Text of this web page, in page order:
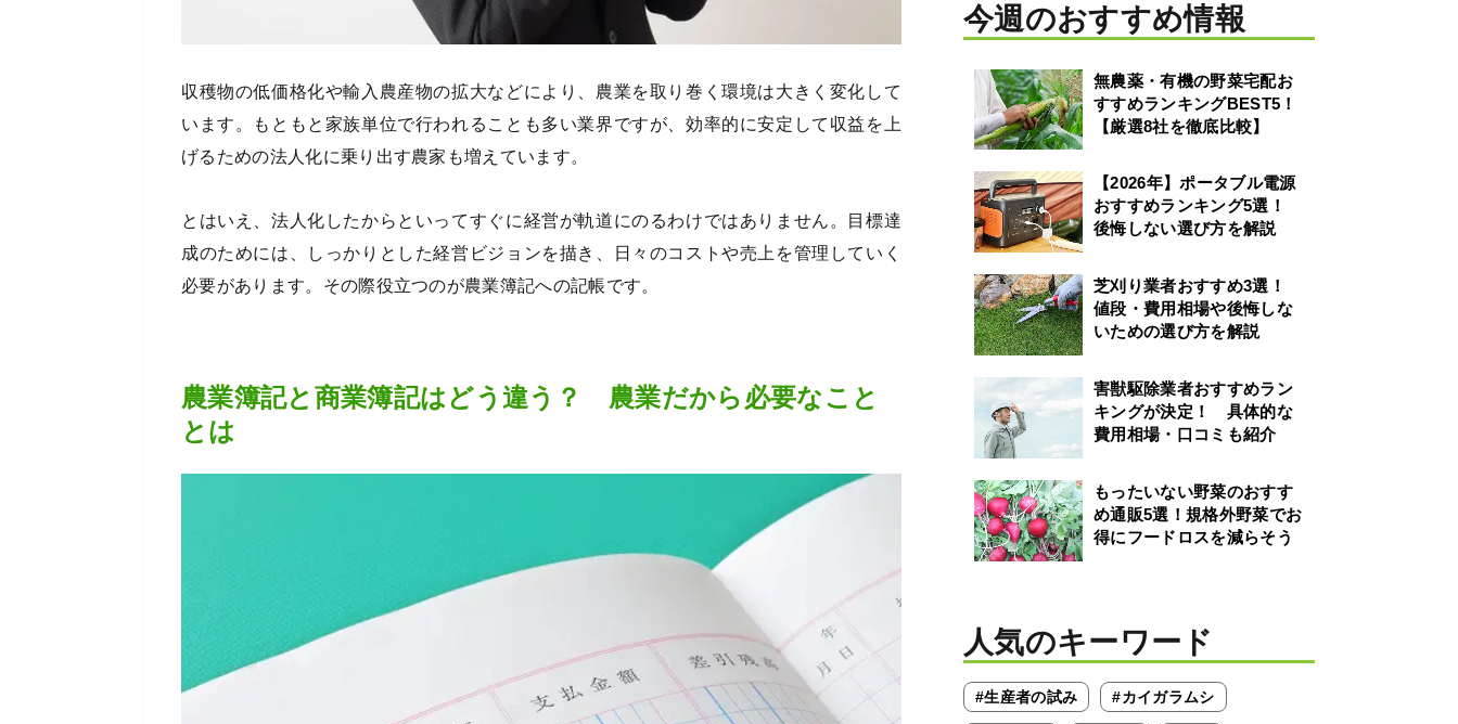
収穫物の低価格化や輸入農産物の拡大などにより、農業を取り巻く環境は大きく変化して
います。もともと家族単位で行われることも多い業界ですが、効率的に安定して収益を上
げるための法人化に乗り出す農家も増えています。
とはいえ、法人化したからといってすぐに経営が軌道にのるわけではありません。目標達
成のためには、しっかりとした経営ビジョンを描き、日々のコストや売上を管理していく
必要があります。その際役立つのが農業簿記への記帳です。
農業簿記と商業簿記はどう違う？ 農業だから必要なこと
とは
今週のおすすめ情報
無農薬・有機の野菜宅配お
すすめランキングBEST5！
【厳選8社を徹底比較】
【2026年】ポータブル電源
おすすめランキング5選！
後悔しない選び方を解説
芝刈り業者おすすめ3選！
値段・費用相場や後悔しな
いための選び方を解説
害獣駆除業者おすすめラン
キングが決定！ 具体的な
費用相場・口コミも紹介
もったいない野菜のおすす
め通販5選！規格外野菜でお
得にフードロスを減らそう
人気のキーワード
#生産者の試み #カイガラムシ